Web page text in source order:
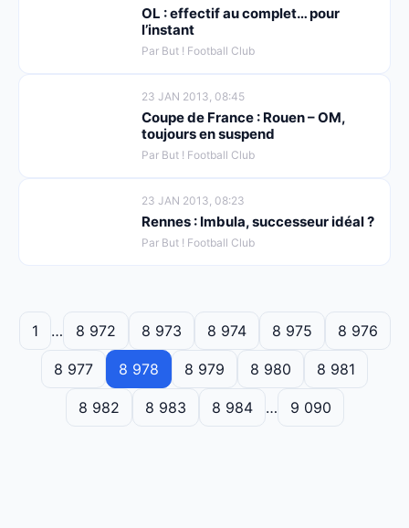
OL : effectif au complet… pour
l’instant
Par But ! Football Club
23 JAN 2013, 08:45
Coupe de France : Rouen – OM,
toujours en suspend
Par But ! Football Club
23 JAN 2013, 08:23
Rennes : Imbula, successeur idéal ?
Par But ! Football Club
1 … 8 972 8 973 8 974 8 975 8 976
8 977 8 978 8 979 8 980 8 981
8 982 8 983 8 984 … 9 090